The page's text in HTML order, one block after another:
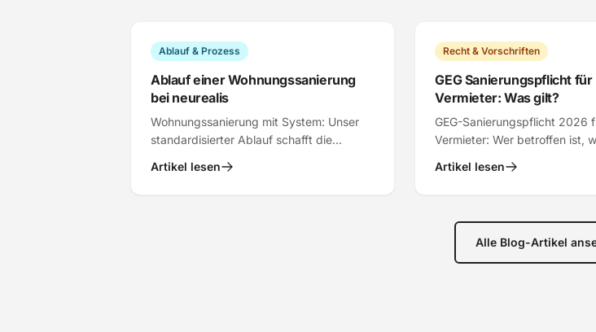
Ablauf & Prozess
Ablauf einer Wohnungssanierung
bei neurealis
Wohnungssanierung mit System: Unser
standardisierter Ablauf schafft die
und Rendite. So funktioniert's.
Artikel lesen
Recht & Vorschriften
GEG Sanierungspflicht für
Vermieter: Was gilt?
GEG-Sanierungspflicht 2026
Vermieter: Wer betroffen ist,
Ausnahmen und Praxis-Tipps
Artikel lesen
Alle Blog-Artikel